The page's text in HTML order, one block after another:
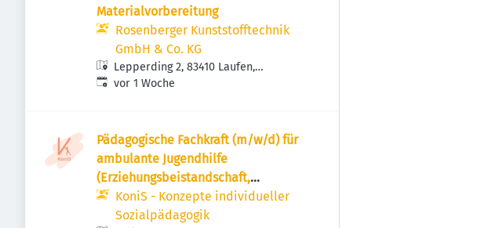
Materialvorbereitung
Rosenberger Kunststofftechnik
GmbH & Co. KG
Lepperding 2, 83410 Laufen,
Deutschland
Veröffentlicht:
vor 1 Woche
Pädagogische Fachkraft (m/w/d) für
ambulante Jugendhilfe
(Erziehungsbeistandschaft,
Sozialpädagogische Familienhilfe…) in
Teilzeit in Laufen
KoniS - Konzepte individueller
Sozialpädagogik